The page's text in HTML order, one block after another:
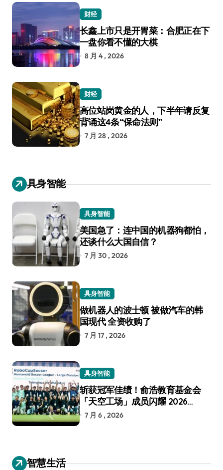
财经
长鑫上市只是开胃菜：合肥正在下
一盘你看不懂的大棋
8 月 4 , 2026
财经
高位站岗黄金的人，下半年请反复
背诵这4条“保命法则”
7 月 28 , 2026
具身智能
具身智能
美国急了：连中国的机器狗都怕，
还谈什么大国自信？
7 月 30 , 2026
具身智能
做机器人的波士顿 被做汽车的韩
国现代 全资收购了
7 月 17 , 2026
具身智能
斩获冠军佳绩！俞浩教育基金会
「天空工场」成员闪耀 2026
RoboCup 机器人世界杯
7 月 6 , 2026
智慧生活